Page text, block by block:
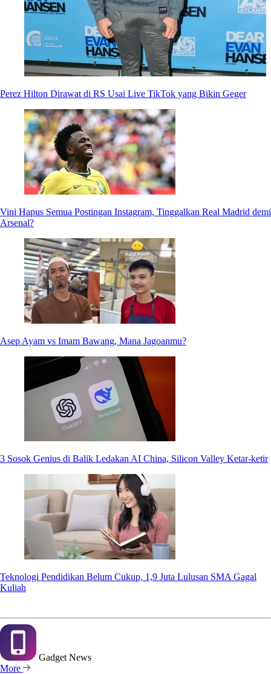
Perez Hilton Dirawat di RS Usai Live TikTok yang Bikin Geger
Vini Hapus Semua Postingan Instagram, Tinggalkan Real Madrid demi
Arsenal?
Asep Ayam vs Imam Bawang, Mana Jagoanmu?
3 Sosok Genius di Balik Ledakan AI China, Silicon Valley Ketar-ketir
Teknologi Pendidikan Belum Cukup, 1,9 Juta Lulusan SMA Gagal
Kuliah
Gadget News
More